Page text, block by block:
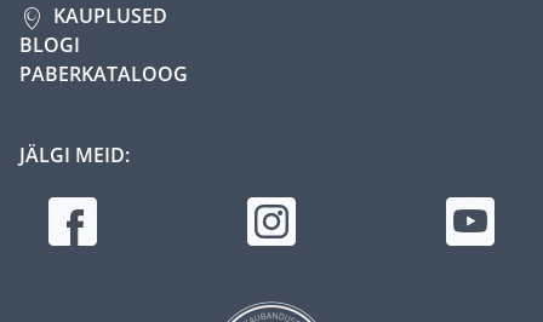
KAUPLUSED
BLOGI
PABERKATALOOG
JÄLGI MEID: